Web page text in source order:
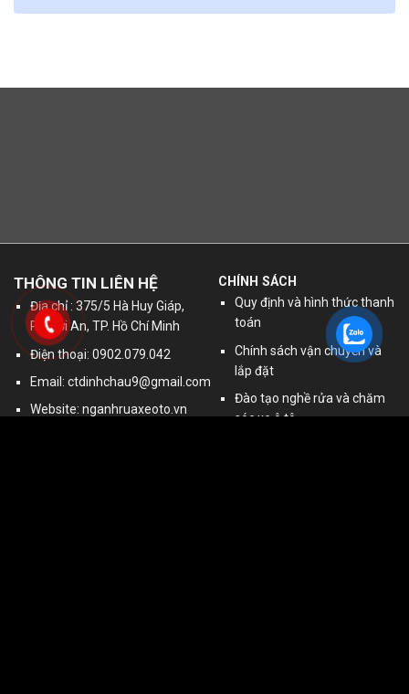
THÔNG TIN LIÊN HỆ
Địa chỉ : 375/5 Hà Huy Giáp,
P. Thới An, TP. Hồ Chí Minh
Điện thoại: 0902.079.042
Email:ctdinhchau9@gmail.com
Website: nganhruaxeoto.vn
CHÍNH SÁCH
Quy định và hình thức thanh
toán
Chính sách vận chuyển và
lắp đặt
Đào tạo nghề rửa và chăm
sóc xe ô tô